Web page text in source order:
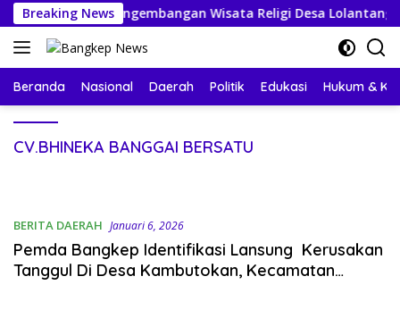
Langsung
ke
konten
Breaking News
Pengembangan Wisata Religi Desa Lolantang
Beranda Nasional Daerah Politik Edukasi Hukum &
CV.BHINEKA BANGGAI BERSATU
BERITA DAERAH Januari 6, 2026
Pemda Bangkep Identifikasi Lansung Kerusakan
Tanggul Di Desa Kambutokan, Kecamatan